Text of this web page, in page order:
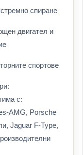
спиране
двигател и
спортове
с:
AMG, Porsche
Jaguar F-Type,